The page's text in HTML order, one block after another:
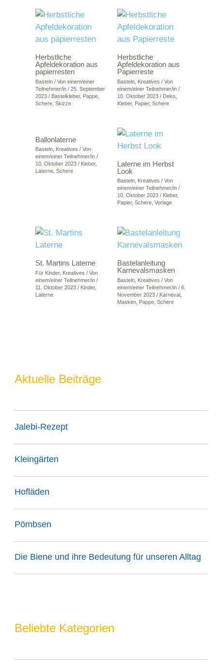
Herbstliche
Apfeldekoration aus
papierresten
Basteln/ Von einem/einer
Teilnehmer/in / 25. September
2023 / Bastelkleber, Pappe,
Schere, Skizze
Herbstliche
Apfeldekoration aus
Papierreste
Basteln, Kreatives / Von
einem/einer Teilnehmer/in /
10. Oktober 2023 / Deko,
Kleber, Papier, Schere
Ballonlaterne
Basteln, Kreatives / Von
einem/einer Teilnehmer/in /
10. Oktober 2023 / Kleber,
Laterne, Schere
Laterne im Herbst
Look
Basteln, Kreatives / Von
einem/einer Teilnehmer/in /
10. Oktober 2023 / Kleber,
Papier, Schere, Vorlage
St. Martins Laterne
Für Kinder, Kreatives / Von
einem/einer Teilnehmer/in /
11. Oktober 2023 / Kinder,
Laterne
Bastelanleitung
Karnevalsmasken
Basteln, Kreatives / Von
einem/einer Teilnehmer/in / 6.
November 2023 / Karneval,
Masken, Pappe, Schere
Aktuelle Beiträge
Jalebi-Rezept
Kleingärten
Hofläden
Pömbsen
Die Biene und ihre Bedeutung für unseren Alltag
Beliebte Kategorien